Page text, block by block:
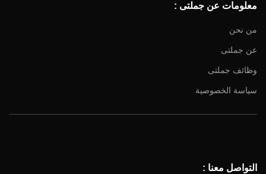
معلومات عن جملتى :
من نحن
عن جملتى
وظائف جملتى
سياسة الخصوصية
التواصل معنا :
Email